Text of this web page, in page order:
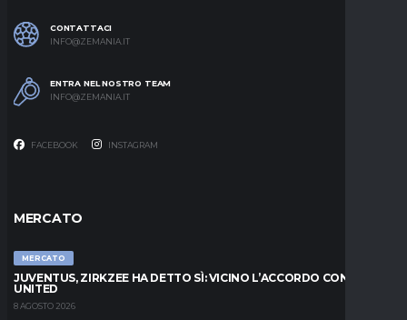
CONTATTACI
INFO@ZEMANIA.IT
ENTRA NEL NOSTRO TEAM
INFO@ZEMANIA.IT
FACEBOOK INSTAGRAM
MERCATO
MERCATO
JUVENTUS, ZIRKZEE HA DETTO SÌ: VICINO L’ACCORDO CON LO
UNITED
8 AGOSTO 2026